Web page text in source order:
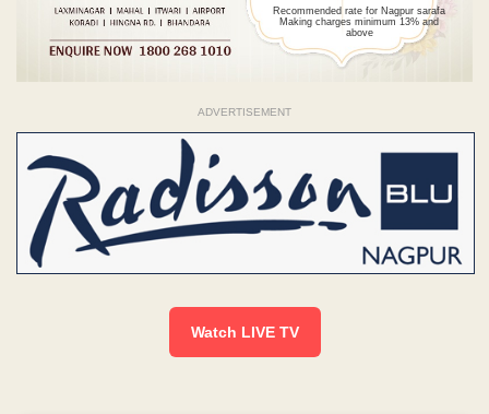
Recommended rate for Nagpur sarafa
Making charges minimum 13% and
above
ADVERTISEMENT
Watch LIVE TV